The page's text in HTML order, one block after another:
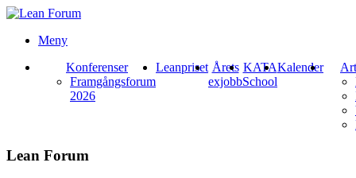
Meny
Konferenser
Framgångsforum
2026
Leanpriset Årets
exjobb
KATA
School
Kalender
Lean Forum